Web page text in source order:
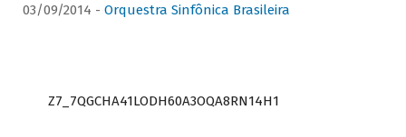
03/09/2014 - Orquestra Sinfônica Brasileira
Z7_7QGCHA41LODH60A3OQA8RN14H1